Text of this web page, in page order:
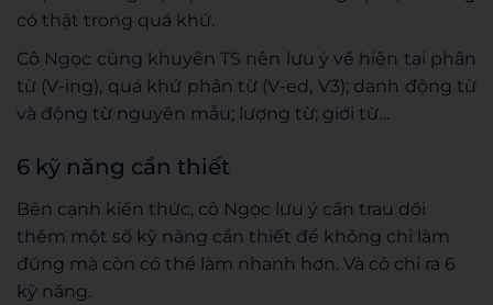
có thật trong quá khứ.
Cô Ngọc cũng khuyên TS nên lưu ý về hiện tại phân
từ (V-ing), quá khứ phân từ (V-ed, V3); danh động từ
và động từ nguyên mẫu; lượng từ; giới từ…
6 kỹ năng cần thiết
Bên cạnh kiến thức, cô Ngọc lưu ý cần trau dồi
thêm một số kỹ năng cần thiết để không chỉ làm
đúng mà còn có thể làm nhanh hơn. Và cô chỉ ra 6
kỹ năng.